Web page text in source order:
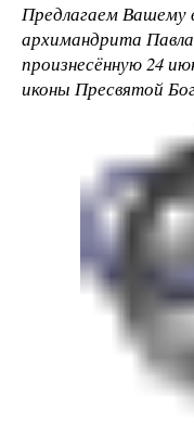
Предлагаем Вашему
архимандрита
произнесённую 24
иконы Пресвятой